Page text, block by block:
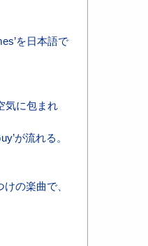
を日本語で
気に包まれ
が流れる。
の楽曲で、